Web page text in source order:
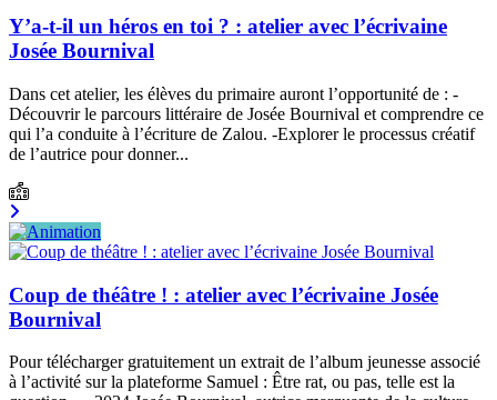
Y’a-t-il un héros en toi ? : atelier avec l’écrivaine
Josée Bournival
Dans cet atelier, les élèves du primaire auront l’opportunité de : -
Découvrir le parcours littéraire de Josée Bournival et comprendre ce
qui l’a conduite à l’écriture de Zalou. -Explorer le processus créatif
de l’autrice pour donner...
Coup de théâtre ! : atelier avec l’écrivaine Josée
Bournival
Pour télécharger gratuitement un extrait de l’album jeunesse associé
à l’activité sur la plateforme Samuel : Être rat, ou pas, telle est la